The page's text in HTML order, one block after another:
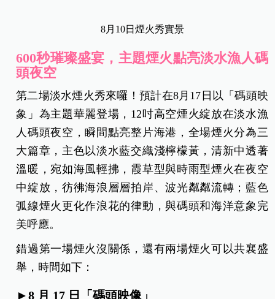
8月10日煙火秀實景
600秒璀璨盛宴，主題煙火點亮淡水漁人碼
頭夜空
第二場淡水煙火秀來囉！預計在8月17日以「碼頭映
象」為主題華麗登場，12吋高空煙火綻放在淡水漁
人碼頭夜空，瞬間點亮整片海港，全場煙火分為三
大篇章，主色以淡水藍交織淺檸檬黃，清新中透著